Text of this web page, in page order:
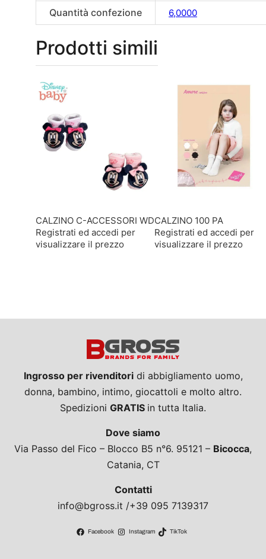
Quantità confezione 6,0000
Prodotti simili
CALZINO C-ACCESSORI WD
Registrati ed accedi per
visualizzare il prezzo
CALZINO 100 PA
Registrati ed accedi per
visualizzare il prezzo
Ingrosso per rivenditoridi abbigliamento uomo,
donna, bambino, intimo, giocattoli e molto altro.
Spedizioni GRATIS in tutta Italia.
Dove siamo
Via Passo del Fico – Blocco B5 n°6. 95121 – Bicocca,
Catania, CT
Contatti
info@bgross.it /+39 095 7139317
Facebook Instagram TikTok